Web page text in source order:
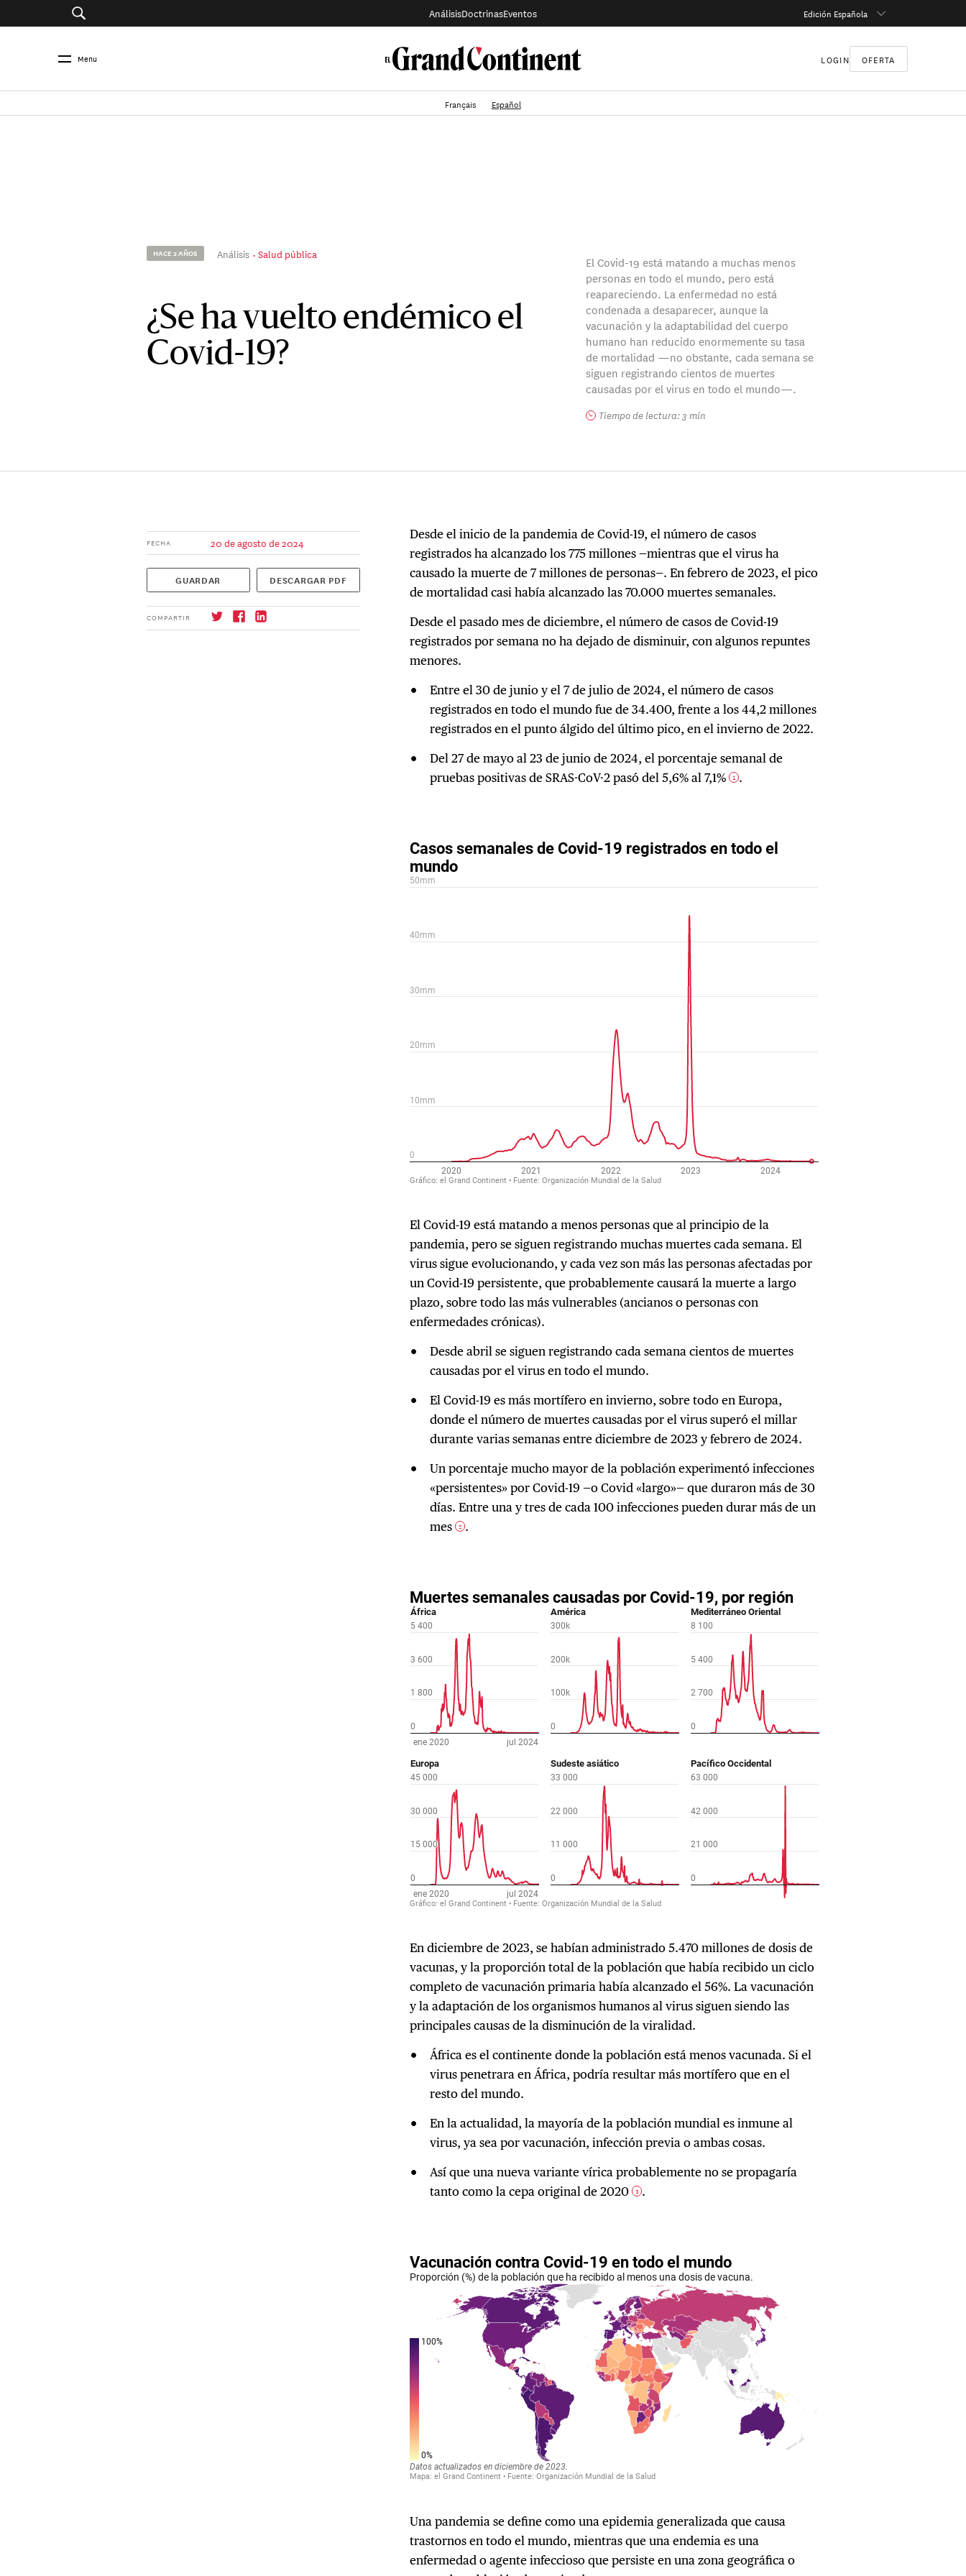
AnálisisDoctrinasEventos Edición Española
Menu LOGIN OFERTA
Français Español
HACE 2 AÑOS Análisis Salud pública
¿Se ha vuelto endémico el
Covid-19?
El Covid-19 está matando a muchas menos
personas en todo el mundo, pero está
reapareciendo. La enfermedad no está
condenada a desaparecer, aunque la
vacunación y la adaptabilidad del cuerpo
humano han reducido enormemente su tasa
de mortalidad —no obstante, cada semana se
siguen registrando cientos de muertes
causadas por el virus en todo el mundo—.
Tiempo de lectura: 3 min
FECHA 20 de agosto de 2024
GUARDAR DESCARGAR PDF
COMPARTIR
Desde el inicio de la pandemia de Covid-19, el número de casos
registrados ha alcanzado los 775 millones —mientras que el virus ha
causado la muerte de 7 millones de personas—. En febrero de 2023, el pico
de mortalidad casi había alcanzado las 70.000 muertes semanales.
Desde el pasado mes de diciembre, el número de casos de Covid-19
registrados por semana no ha dejado de disminuir, con algunos repuntes
menores.
Entre el 30 de junio y el 7 de julio de 2024, el número de casos
registrados en todo el mundo fue de 34.400, frente a los 44,2 millones
registrados en el punto álgido del último pico, en el invierno de 2022.
Del 27 de mayo al 23 de junio de 2024, el porcentaje semanal de
pruebas positivas de SRAS-CoV-2 pasó del 5,6% al 7,1% 1 .
El Covid-19 está matando a menos personas que al principio de la
pandemia, pero se siguen registrando muchas muertes cada semana. El
virus sigue evolucionando, y cada vez son más las personas afectadas por
un Covid-19 persistente, que probablemente causará la muerte a largo
plazo, sobre todo las más vulnerables (ancianos o personas con
enfermedades crónicas).
Desde abril se siguen registrando cada semana cientos de muertes
causadas por el virus en todo el mundo.
El Covid-19 es más mortífero en invierno, sobre todo en Europa,
donde el número de muertes causadas por el virus superó el millar
durante varias semanas entre diciembre de 2023 y febrero de 2024.
Un porcentaje mucho mayor de la población experimentó infecciones
«persistentes» por Covid-19 —o Covid «largo»— que duraron más de 30
días. Entre una y tres de cada 100 infecciones pueden durar más de un
mes 2 .
En diciembre de 2023, se habían administrado 5.470 millones de dosis de
vacunas, y la proporción total de la población que había recibido un ciclo
completo de vacunación primaria había alcanzado el 56%. La vacunación
y la adaptación de los organismos humanos al virus siguen siendo las
principales causas de la disminución de la viralidad.
África es el continente donde la población está menos vacunada. Si el
virus penetrara en África, podría resultar más mortífero que en el
resto del mundo.
En la actualidad, la mayoría de la población mundial es inmune al
virus, ya sea por vacunación, infección previa o ambas cosas.
Así que una nueva variante vírica probablemente no se propagaría
tanto como la cepa original de 2020 3 .
Una pandemia se define como una epidemia generalizada que causa
trastornos en todo el mundo, mientras que una endemia es una
enfermedad o agente infeccioso que persiste en una zona geográfica o